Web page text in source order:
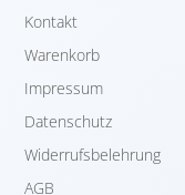
Kontakt
Warenkorb
Impressum
Datenschutz
Widerrufsbelehrung
AGB